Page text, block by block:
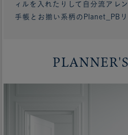
ィルを入れたりして自分流アレ
手帳とお揃い系柄のPlanet_PB